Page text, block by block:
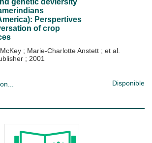
genetic deviersity
Perspertives
of crop
; Marie-Charlotte Anstett ; et al.
; 2001
Disponible